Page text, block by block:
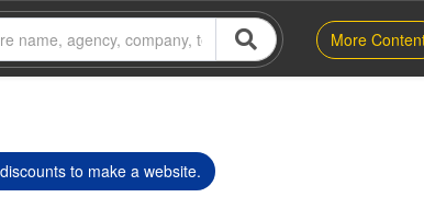
More
to make a website.